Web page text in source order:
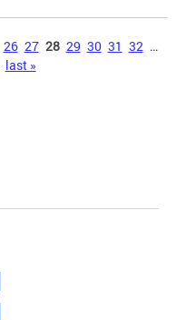
26 27 28 29 30 31 32 …
last »